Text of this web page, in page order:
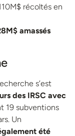
récoltés en
amassés
s’est
des IRSC avec
19 subventions
Un
été